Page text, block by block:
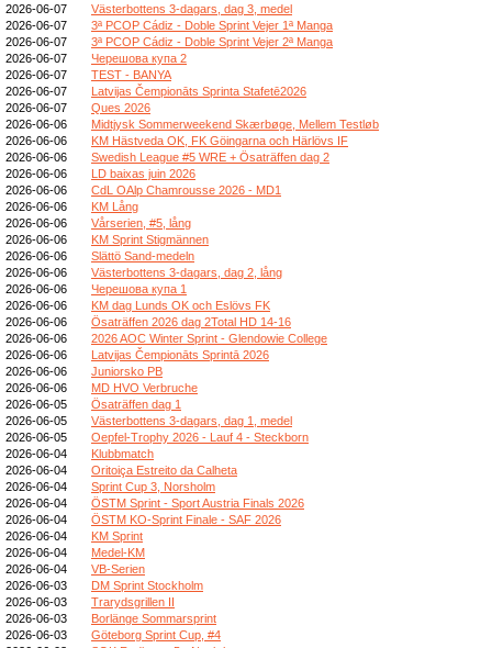
2026-06-07
Västerbottens 3-dagars, dag 3, medel
2026-06-07
3ª PCOP Cádiz - Doble Sprint Vejer 1ª Manga
2026-06-07
3ª PCOP Cádiz - Doble Sprint Vejer 2ª Manga
2026-06-07
Черешова купа 2
2026-06-07
TEST - BANYA
2026-06-07
Latvijas Čempionāts Sprinta Stafetē2026
2026-06-07
Ques 2026
2026-06-06
Midtjysk Sommerweekend Skærbøge, Mellem Testløb
2026-06-06
KM Hästveda OK, FK Göingarna och Härlövs IF
2026-06-06
Swedish League #5 WRE + Ösaträffen dag 2
2026-06-06
LD baixas juin 2026
2026-06-06
CdL OAlp Chamrousse 2026 - MD1
2026-06-06
KM Lång
2026-06-06
Vårserien, #5, lång
2026-06-06
KM Sprint Stigmännen
2026-06-06
Slättö Sand-medeln
2026-06-06
Västerbottens 3-dagars, dag 2, lång
2026-06-06
Черешова купа 1
2026-06-06
KM dag Lunds OK och Eslövs FK
2026-06-06
Ösaträffen 2026 dag 2Total HD 14-16
2026-06-06
2026 AOC Winter Sprint - Glendowie College
2026-06-06
Latvijas Čempionāts Sprintā 2026
2026-06-06
Juniorsko PB
2026-06-06
MD HVO Verbruche
2026-06-05
Ösaträffen dag 1
2026-06-05
Västerbottens 3-dagars, dag 1, medel
2026-06-05
Oepfel-Trophy 2026 - Lauf 4 - Steckborn
2026-06-04
Klubbmatch
2026-06-04
Oritoiça Estreito da Calheta
2026-06-04
Sprint Cup 3, Norsholm
2026-06-04
ÖSTM Sprint - Sport Austria Finals 2026
2026-06-04
ÖSTM KO-Sprint Finale - SAF 2026
2026-06-04
KM Sprint
2026-06-04
Medel-KM
2026-06-04
VB-Serien
2026-06-03
DM Sprint Stockholm
2026-06-03
Trarydsgrillen II
2026-06-03
Borlänge Sommarsprint
2026-06-03
Göteborg Sprint Cup, #4